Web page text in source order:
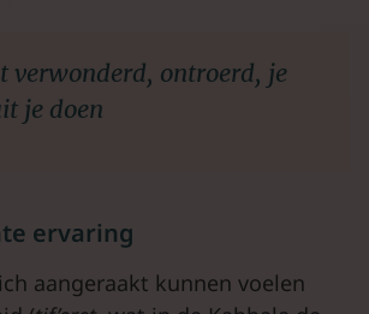
verwonderd, ontroerd, je
je doen
ervaring
aangeraakt kunnen voelen